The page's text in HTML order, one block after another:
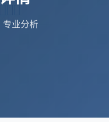
专业分析